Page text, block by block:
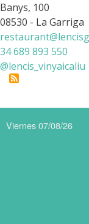
Banys, 100
08530 - La Garriga
34 689 893 550
@lencis_vinyaicaliu
Viernes 07/08/26